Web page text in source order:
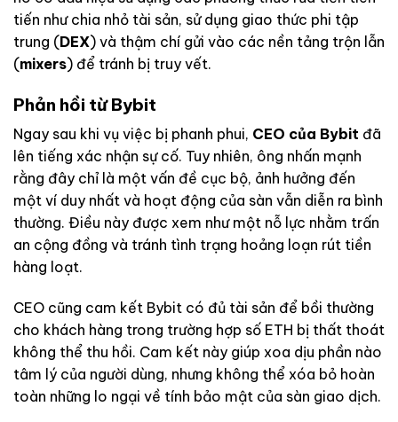
tiến như chia nhỏ tài sản, sử dụng giao thức phi tập
trung (DEX) và thậm chí gửi vào các nền tảng trộn lẫn
(mixers) để tránh bị truy vết.
Phản hồi từ Bybit
Ngay sau khi vụ việc bị phanh phui, CEO của Bybit đã
lên tiếng xác nhận sự cố. Tuy nhiên, ông nhấn mạnh
rằng đây chỉ là một vấn đề cục bộ, ảnh hưởng đến
một ví duy nhất và hoạt động của sàn vẫn diễn ra bình
thường. Điều này được xem như một nỗ lực nhằm trấn
an cộng đồng và tránh tình trạng hoảng loạn rút tiền
hàng loạt.
CEO cũng cam kết Bybit có đủ tài sản để bồi thường
cho khách hàng trong trường hợp số ETH bị thất thoát
không thể thu hồi. Cam kết này giúp xoa dịu phần nào
tâm lý của người dùng, nhưng không thể xóa bỏ hoàn
toàn những lo ngại về tính bảo mật của sàn giao dịch.